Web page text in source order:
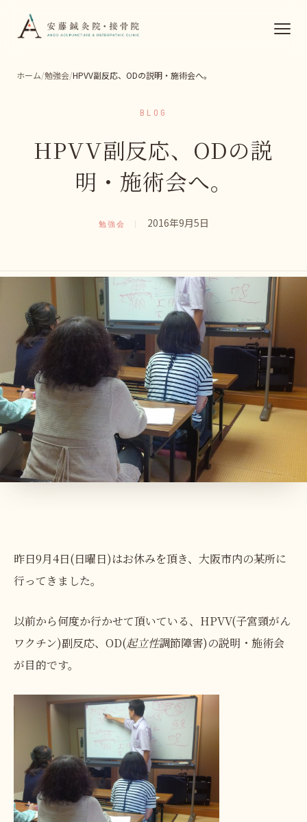
ホーム 勉強会 HPVV副反応、ODの説明・施術会へ。
BLOG
HPVV副反応、ODの説
明・施術会へ。
勉強会 2016年9月5日
昨日9月4日(日曜日)はお休みを頂き、大阪市内の某所に
行ってきました。
以前から何度か行かせて頂いている、HPVV(子宮頸がん
ワクチン)副反応、OD(起立性調節障害)の説明・施術会
が目的です。